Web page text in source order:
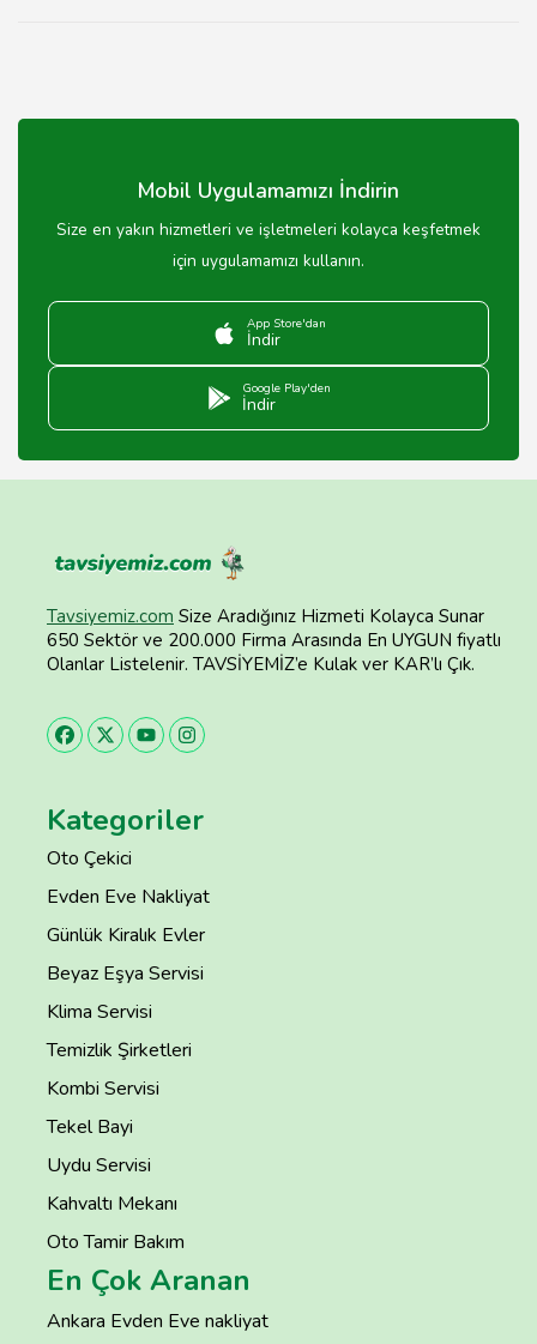
Mobil Uygulamamızı İndirin
Size en yakın hizmetleri ve işletmeleri kolayca keşfetmek
için uygulamamızı kullanın.
App Store'dan
İndir
Google Play'den
İndir
Tavsiyemiz.com Size Aradığınız Hizmeti Kolayca Sunar
650 Sektör ve 200.000 Firma Arasında En UYGUN fiyatlı
Olanlar Listelenir. TAVSİYEMİZ’e Kulak ver KAR’lı Çık.
Kategoriler
Oto Çekici
Evden Eve Nakliyat
Günlük Kiralık Evler
Beyaz Eşya Servisi
Klima Servisi
Temizlik Şirketleri
Kombi Servisi
Tekel Bayi
Uydu Servisi
Kahvaltı Mekanı
Oto Tamir Bakım
En Çok Aranan
Ankara Evden Eve nakliyat